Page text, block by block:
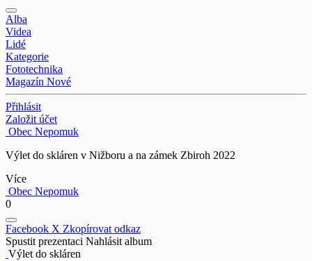
Alba
Videa
Lidé
Kategorie
Fototechnika
Magazín Nové
Přihlásit
Založit účet
Obec Nepomuk
Výlet do skláren v Nižboru a na zámek Zbiroh 2022
Více
Obec Nepomuk
0
Facebook X Zkopírovat odkaz
Spustit prezentaci Nahlásit album
Výlet do skláren